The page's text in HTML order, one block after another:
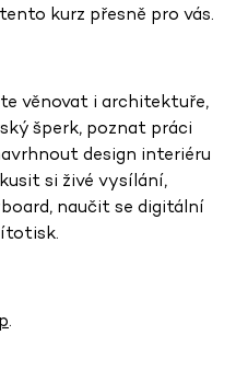
kurz přesně pro vás.
věnovat i architektuře,
šperk, poznat práci
design interiéru
si živé vysílání,
naučit se digitální
.